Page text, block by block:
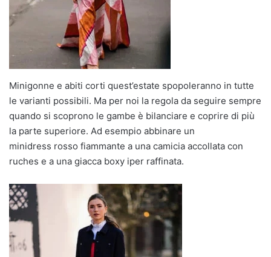
Minigonne e abiti corti quest’estate spopoleranno in tutte
le varianti possibili. Ma per noi la regola da seguire sempre
quando si scoprono le gambe è bilanciare e coprire di più
la parte superiore. Ad esempio abbinare un
minidress rosso fiammante a una camicia accollata con
ruches e a una giacca boxy iper raffinata.